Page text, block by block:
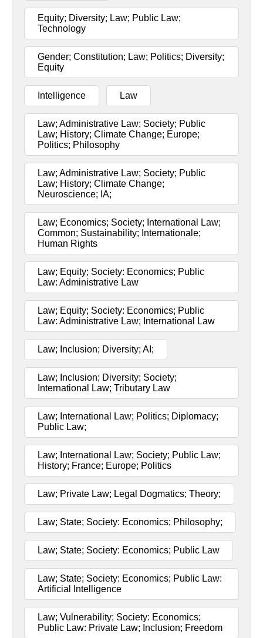
Equity; Diversity; Law; Public Law;
Technology
Gender; Constitution; Law; Politics; Diversity;
Equity
Intelligence Law
Law; Administrative Law; Society; Public
Law; History; Climate Change; Europe;
Politics; Philosophy
Law; Administrative Law; Society; Public
Law; History; Climate Change;
Neuroscience; IA;
Law; Economics; Society; International Law;
Common; Sustainability; Internationale;
Human Rights
Law; Equity; Society: Economics; Public
Law: Administrative Law
Law; Equity; Society: Economics; Public
Law: Administrative Law; International Law
Law; Inclusion; Diversity; AI;
Law; Inclusion; Diversity; Society;
International Law; Tributary Law
Law; International Law; Politics; Diplomacy;
Public Law;
Law; International Law; Society; Public Law;
History; France; Europe; Politics
Law; Private Law; Legal Dogmatics; Theory;
Law; State; Society: Economics; Philosophy;
Law; State; Society: Economics; Public Law
Law; State; Society: Economics; Public Law:
Artificial Intelligence
Law; Vulnerability; Society: Economics;
Public Law: Private Law; Inclusion; Freedom